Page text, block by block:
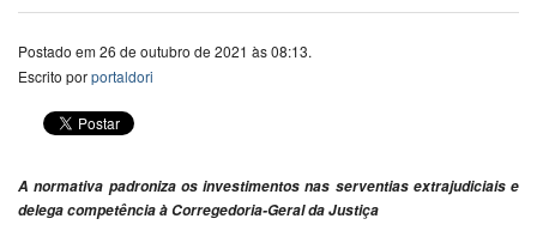
Postado em 26 de outubro de 2021 às 08:13.
Escrito porportaldori
A normativa padroniza os investimentos nas serventias extrajudiciais e
delega competência à Corregedoria-Geral da Justiça